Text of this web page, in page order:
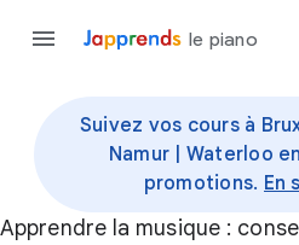
le piano
Suivez vos cours à
Namur | Waterloo
promotions. En
Apprendre la musique :